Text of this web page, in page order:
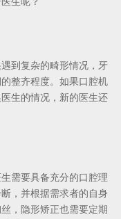
到复杂的畸形情况，牙
整齐程度。如果口腔机
生的情况，新的医生还
需要具备充分的口腔理
，并根据需求者的自身
，隐形矫正也需要定期